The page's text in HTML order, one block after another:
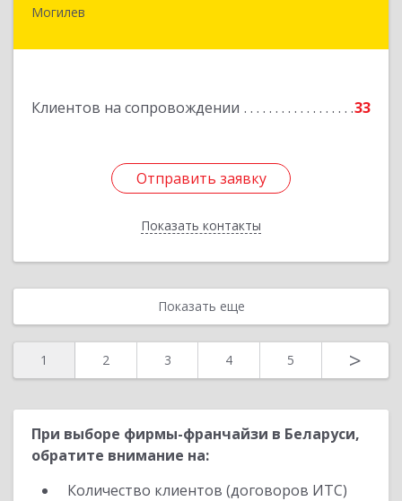
Могилев
Клиентов на сопровождении 33
Отправить заявку
Показать контакты
212017, Республика Беларусь, г.Могилев, ул.
Отправить заявку
Назад
Показать еще
1 2 3 4 5 >
При выборе фирмы-франчайзи в Беларуси,
обратите внимание на:
Количество клиентов (договоров ИТС)